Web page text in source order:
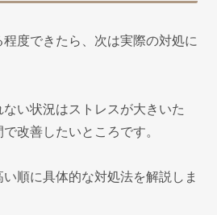
度できたら、次は実際の対処に
い状況はストレスが大きいた
改善したいところです。
順に具体的な対処法を解説しま